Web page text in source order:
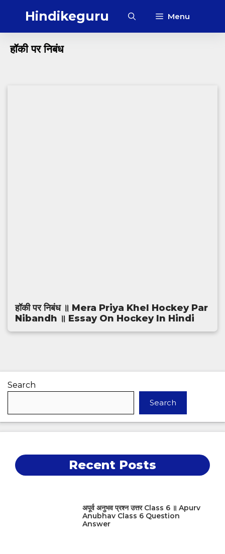
Hindikeguru Menu
हॉकी पर निबंध
हॉकी पर निबंध ॥ Mera Priya Khel Hockey Par
Nibandh ॥ Essay On Hockey In Hindi
Search
Search
Recent Posts
अपूर्व अनुभव प्रश्न उत्तर Class 6 ॥ Apurv
Anubhav Class 6 Question
Answer